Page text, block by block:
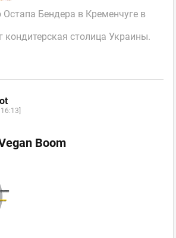
Остапа Бендера в Кременчуге в
кондитерская столица Украины.
Boom